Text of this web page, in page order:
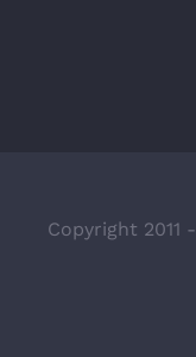
Copyright 2011 -